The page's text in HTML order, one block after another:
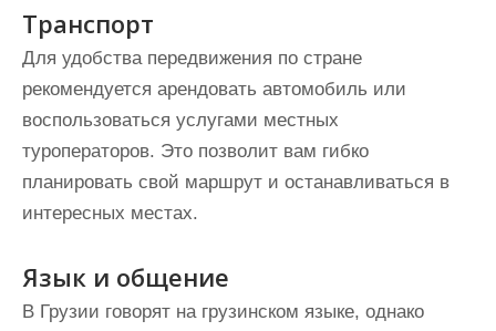
Транспорт
Для удобства передвижения по стране
рекомендуется арендовать автомобиль или
воспользоваться услугами местных
туроператоров. Это позволит вам гибко
планировать свой маршрут и останавливаться в
интересных местах.
Язык и общение
В Грузии говорят на грузинском языке, однако